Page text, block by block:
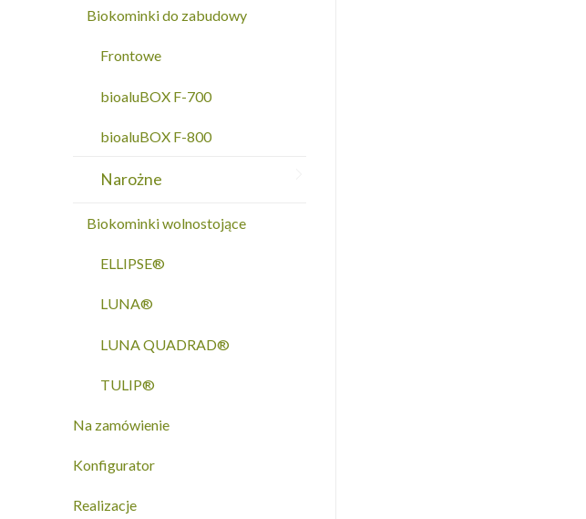
Biokominki do zabudowy
Frontowe
bioaluBOX F-700
bioaluBOX F-800
Narożne
Biokominki wolnostojące
ELLIPSE®
LUNA®
LUNA QUADRAD®
TULIP®
Na zamówienie
Konfigurator
Realizacje